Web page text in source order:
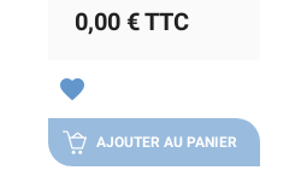
0,00 €TTC
favorite
AJOUTER AU PANIER